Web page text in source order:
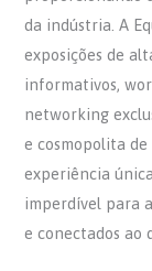
da indústria. A
exposições de
informativos,
networking
e cosmopolita de
experiência
imperdível para
e conectados ao